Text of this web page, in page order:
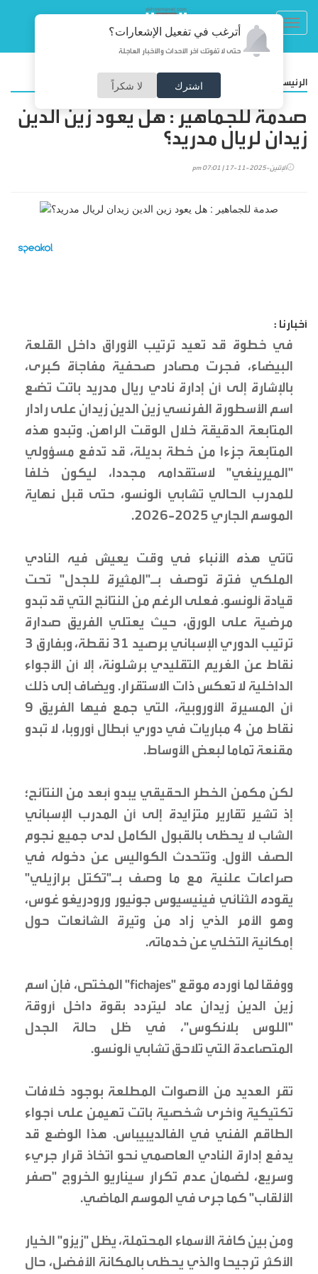
أترغب في تفعيل الإشعارات؟
حتى لا تفوتك آخر الأحداث والأخبار العاجلة
اشترك لا شكراً الرئيسية
صدمة للجماهير : هل يعود زين الدين
زيدان لريال مدريد؟
الإثنين-2025-11-17 | 07:01 pm
أخبارنا :
في خطوة قد تعيد ترتيب الأوراق داخل القلعة
البيضاء، فجرت مصادر صحفية مفاجأة كبرى،
بالإشارة إلى أن إدارة نادي ريال مدريد باتت تضع
اسم الأسطورة الفرنسي زين الدين زيدان على رادار
المتابعة الدقيقة خلال الوقت الراهن. وتبدو هذه
المتابعة جزءا من خطة بديلة، قد تدفع مسؤولي
"الميرينغي" لاستقدامه مجددا، ليكون خلفا
للمدرب الحالي تشابي ألونسو، حتى قبل نهاية
الموسم الجاري 2025-2026.
تأتي هذه الأنباء في وقت يعيش فيه النادي
الملكي فترة توصف بـ"المثيرة للجدل" تحت
قيادة ألونسو. فعلى الرغم من النتائج التي قد تبدو
مرضية على الورق، حيث يعتلي الفريق صدارة
ترتيب الدوري الإسباني برصيد 31 نقطة، وبفارق 3
نقاط عن الغريم التقليدي برشلونة، إلا أن الأجواء
الداخلية لا تعكس ذات الاستقرار. ويضاف إلى ذلك
أن المسيرة الأوروبية، التي جمع فيها الفريق 9
نقاط من 4 مباريات في دوري أبطال أوروبا، لا تبدو
مقنعة تماما لبعض الأوساط.
لكن مكمن الخطر الحقيقي يبدو أبعد من النتائج؛
إذ تشير تقارير متزايدة إلى أن المدرب الإسباني
الشاب لا يحظى بالقبول الكامل لدى جميع نجوم
الصف الأول. وتتحدث الكواليس عن دخوله في
صراعات علنية مع ما وصف بـ"تكتل برازيلي"
يقوده الثنائي فينيسيوس جونيور ورودريغو غوس،
وهو الأمر الذي زاد من وتيرة الشائعات حول
إمكانية التخلي عن خدماته.
ووفقا لما أورده موقع "fichajes" المختص، فإن اسم
زين الدين زيدان عاد ليتردد بقوة داخل أروقة
"اللوس بلانكوس"، في ظل حالة الجدل
المتصاعدة التي تلاحق تشابي ألونسو.
تقر العديد من الأصوات المطلعة بوجود خلافات
تكتيكية وأخرى شخصية باتت تهيمن على أجواء
الطاقم الفني في الفالديبيباس. هذا الوضع قد
يدفع إدارة النادي العاصمي نحو اتخاذ قرار جريء
وسريع، لضمان عدم تكرار سيناريو الخروج "صفر
الألقاب" كما جرى في الموسم الماضي.
ومن بين كافة الأسماء المحتملة، يظل "زيزو" الخيار
الأكثر ترجيحا والذي يحظى بالمكانة الأفضل، حال